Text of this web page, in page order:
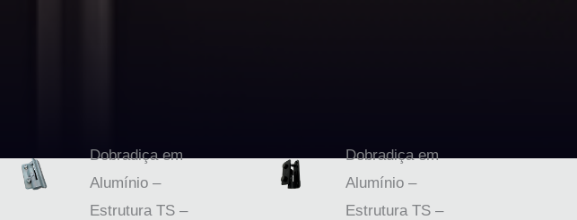
Dobradiça em
Alumínio –
Estrutura TS –
Dobradiça em
Alumínio –
Estrutura TS –